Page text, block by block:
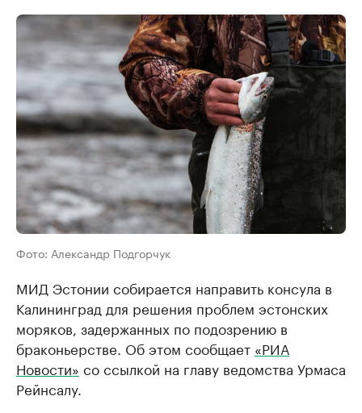
Фото: Александр Подгорчук
МИД Эстонии собирается направить консула в
Калининград для решения проблем эстонских
моряков, задержанных по подозрению в
браконьерстве. Об этом сообщает «РИА
Новости» со ссылкой на главу ведомства Урмаса
Рейнсалу.